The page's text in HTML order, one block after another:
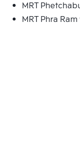
MRT
MRT Phra Ram